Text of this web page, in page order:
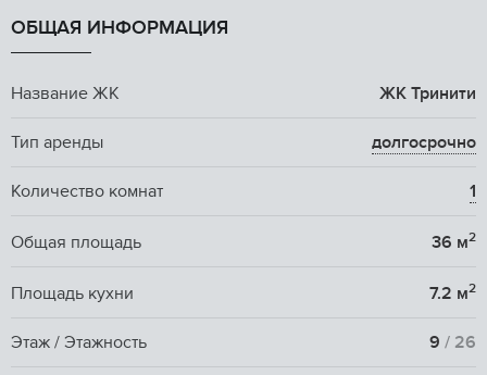
ОБЩАЯ ИНФОРМАЦИЯ
Название ЖК ЖК Тринити
Тип аренды долгосрочно
Количество комнат 1
Общая площадь 36 м2
Площадь кухни 7.2 м2
Этаж / Этажность 9 / 26